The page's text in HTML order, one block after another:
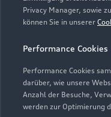
Privacy Manager, sowie
können Sie in unserer
Performance Cookies
Performance Cookies
darüber, wie unsere
Anzahl der Besuche,
werden zur Optimierung
Elektromodelle
Plug-in-Hybride
Neuwagensuche
Gebrauchtwagensuche
Service &
Saisonale Angebote
Support